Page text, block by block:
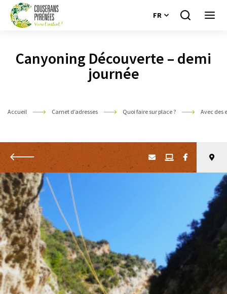
FR
Je
Canyoning Découverte – demi
journée
Accueil Carnet d’adresses Quoi faire sur place ? Avec des
Retour